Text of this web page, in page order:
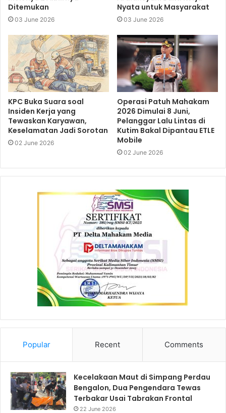
Ditemukan
03 June 2026
Nyata untuk Masyarakat
03 June 2026
KPC Buka Suara soal
Insiden Kerja yang
Tewaskan Karyawan,
Keselamatan Jadi Sorotan
02 June 2026
Operasi Patuh Mahakam
2026 Dimulai 8 Juni,
Pelanggar Lalu Lintas di
Kutim Bakal Dipantau ETLE
Mobile
02 June 2026
Popular Recent Comments
Kecelakaan Maut di Simpang Perdau
Bengalon, Dua Pengendara Tewas
Terbakar Usai Tabrakan Frontal
22 June 2026